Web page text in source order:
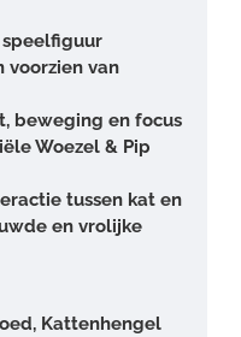
voorzien van
beweging en focus
Woezel & Pip
tussen kat en
en vrolijke
Kattenhengel